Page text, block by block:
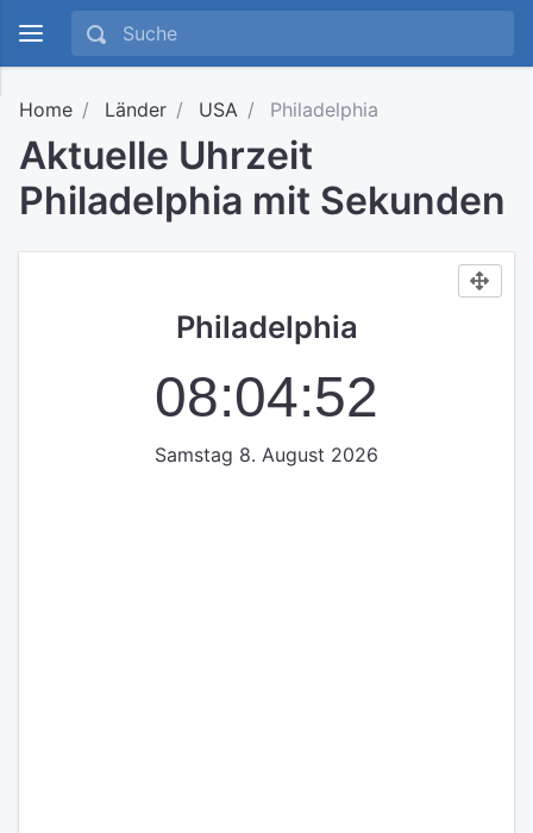
Home Länder USA Philadelphia
Aktuelle Uhrzeit
Philadelphia mit Sekunden
Philadelphia
08:04:52
Samstag 8. August 2026